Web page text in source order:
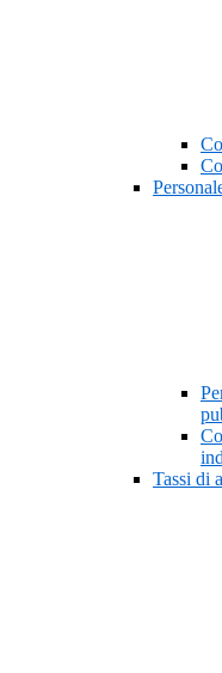
Tassi di